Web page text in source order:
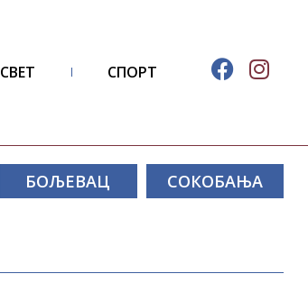
СВЕТ СПОРТ
БОЉЕВАЦ СОКОБАЊА